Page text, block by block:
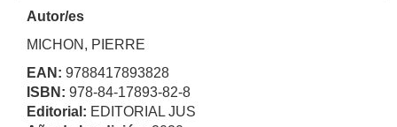
Autor/es
MICHON, PIERRE
EAN: 9788417893828
ISBN: 978-84-17893-82-8
Editorial: EDITORIAL JUS